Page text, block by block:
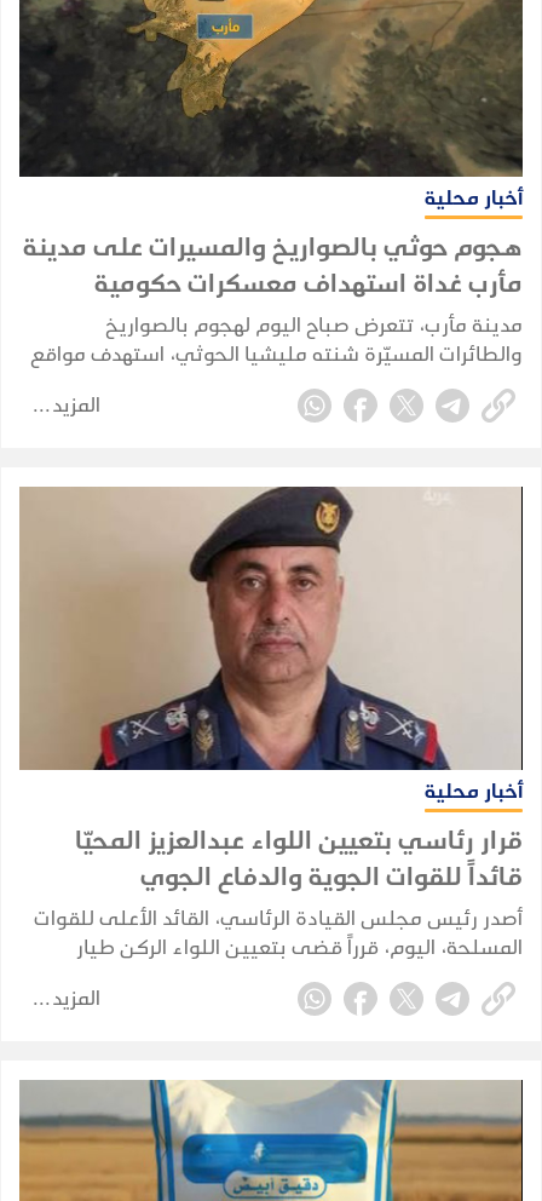
أخبار محلية
هجوم حوثي بالصواريخ والمسيرات على مدينة
مأرب غداة استهداف معسكرات حكومية
مدينة مأرب، تتعرض صباح اليوم لهجوم بالصواريخ
والطائرات المسيّرة شنته مليشيا الحوثي، استهدف مواقع
شمالي المدينة، وفق ما أكدته مصادر محلية.
المزيد
أخبار محلية
قرار رئاسي بتعيين اللواء عبدالعزيز المحيّا
قائداً للقوات الجوية والدفاع الجوي
أصدر رئيس مجلس القيادة الرئاسي، القائد الأعلى للقوات
المسلحة، اليوم، قرراً قضى بتعيين اللواء الركن طيار
عبدالعزيز سعيد هزاع المحيا قائداً للقوات الجوية والدفاع
الجوي.
المزيد